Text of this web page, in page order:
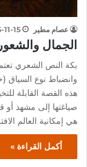
عصام مطير 11-15
الجمال
بكة النص الشعري
وانضباط نوع السياق
هذه القصة القابلة
صياغتها إلى مشهد أو
هي إمكانية العالم
أكمل القراءة »